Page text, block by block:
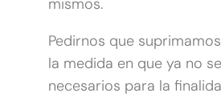
mismos.
Pedirnos que
la medida en que ya no
necesarios para la